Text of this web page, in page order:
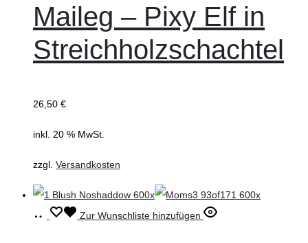
Maileg – Pixy Elf in
Streichholzschachtel
26,50 €
inkl. 20 % MwSt.
zzgl. Versandkosten
In
Zur Wunschliste hinzufügen